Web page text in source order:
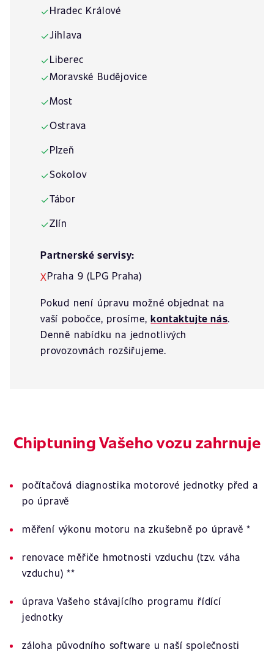
✓Hradec Králové
✓Jihlava
✓Liberec
✓Moravské Budějovice
✓Most
✓Ostrava
✓Plzeň
✓Sokolov
✓Tábor
✓Zlín
Partnerské servisy:
XPraha 9 (LPG Praha)
Pokud není úpravu možné objednat na
vaší pobočce, prosíme,kontaktujte nás.
Denně nabídku na jednotlivých
provozovnách rozšiřujeme.
Chiptuning Vašeho vozu zahrnuje
počítačová diagnostika motorové jednotky před a
po úpravě
měření výkonu motoru na zkušebně po úpravě *
renovace měřiče hmotnosti vzduchu (tzv. váha
vzduchu) **
úprava Vašeho stávajícího programu řídící
jednotky
záloha původního software u naší společnosti